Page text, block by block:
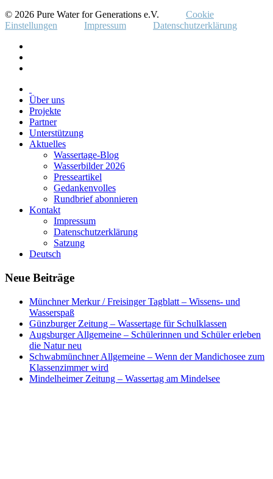
© 2026 Pure Water for Generations e.V.
Cookie
Einstellungen
Impressum Datenschutzerklärung
Über uns
Projekte
Partner
Unterstützung
Aktuelles
Wassertage-Blog
Wasserbilder 2026
Presseartikel
Gedankenvolles
Rundbrief abonnieren
Kontakt
Impressum
Datenschutzerklärung
Satzung
Deutsch
Neue Beiträge
Münchner Merkur / Freisinger Tagblatt – Wissens- und
Wasserspaß
Günzburger Zeitung – Wassertage für Schulklassen
Augsburger Allgemeine – Schülerinnen und Schüler erleben
die Natur neu
Schwabmünchner Allgemeine – Wenn der Mandichosee zum
Klassenzimmer wird
Mindelheimer Zeitung – Wassertag am Mindelsee